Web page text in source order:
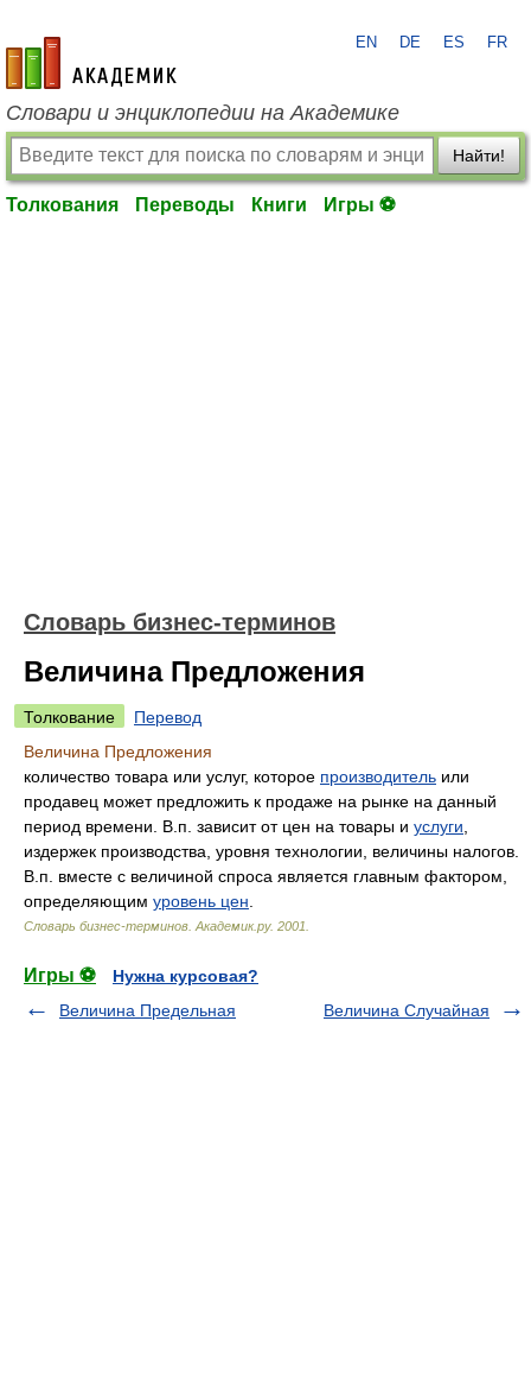
academic.ru
EN DE ES FR
Словари и энциклопедии на Академике
Найти!
Толкования Переводы Книги Игры ⚽
Словарь бизнес-терминов
Величина Предложения
Толкование
Перевод
Величина Предложения
количество товара или услуг, которое производитель или
продавец может предложить к продаже на рынке на данный
период времени. В.п. зависит от цен на товары и услуги
издержек производства, уровня технологии, величины налогов.
В.п. вместе с величиной спроса является главным фактором,
определяющим уровень цен
Словарь бизнес-терминов. Академик.ру. 2001
Игры ⚽
Нужна курсовая?
Величина Предельная
Величина Случайная